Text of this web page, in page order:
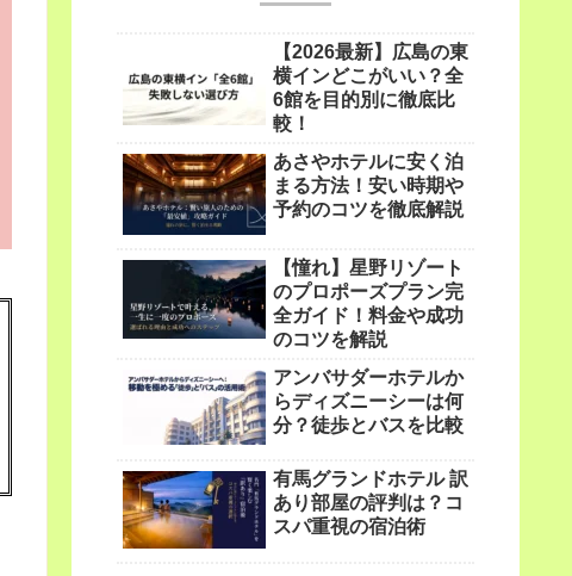
【2026最新】広島の東
横インどこがいい？全
6館を目的別に徹底比
較！
あさやホテルに安く泊
まる方法！安い時期や
予約のコツを徹底解説
【憧れ】星野リゾート
のプロポーズプラン完
全ガイド！料金や成功
のコツを解説
アンバサダーホテルか
らディズニーシーは何
分？徒歩とバスを比較
有馬グランドホテル 訳
あり部屋の評判は？コ
スパ重視の宿泊術